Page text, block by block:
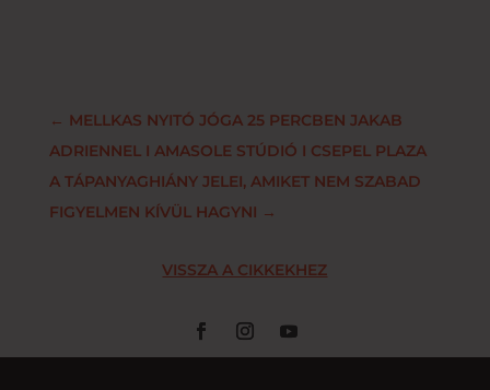
← MELLKAS NYITÓ JÓGA 25 PERCBEN JAKAB
ADRIENNEL I AMASOLE STÚDIÓ I CSEPEL PLAZA
A TÁPANYAGHIÁNY JELEI, AMIKET NEM SZABAD
FIGYELMEN KÍVÜL HAGYNI →
VISSZA A CIKKEKHEZ